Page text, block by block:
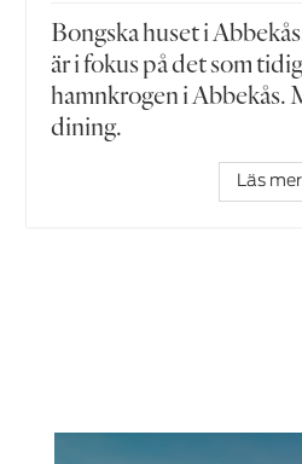
Bongska huset i
är i fokus på det som
hamnkrogen i Abbekås.
dining.
Läs mer